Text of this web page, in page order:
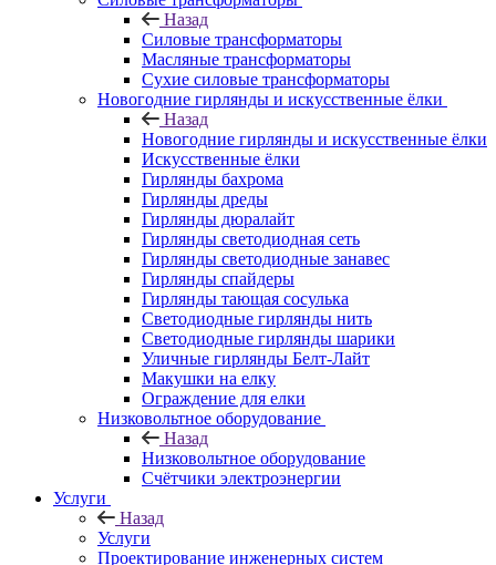
Назад
Силовые трансформаторы
Масляные трансформаторы
Сухие силовые трансформаторы
Новогодние гирлянды и искусственные ёлки
Назад
Новогодние гирлянды и искусственные ёлки
Искусственные ёлки
Гирлянды бахрома
Гирлянды дреды
Гирлянды дюралайт
Гирлянды светодиодная сеть
Гирлянды светодиодные занавес
Гирлянды спайдеры
Гирлянды тающая сосулька
Светодиодные гирлянды нить
Светодиодные гирлянды шарики
Уличные гирлянды Белт-Лайт
Макушки на елку
Ограждение для елки
Низковольтное оборудование
Назад
Низковольтное оборудование
Счётчики электроэнергии
Услуги
Назад
Услуги
Проектирование инженерных систем